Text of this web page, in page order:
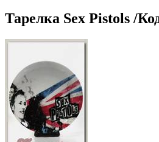
Тарелка Sex Pistols /